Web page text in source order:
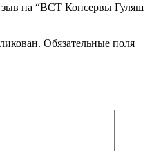
на “ВСТ Консервы Гуляш
Обязательные поля